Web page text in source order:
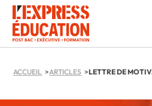
ACCUEIL ARTICLES